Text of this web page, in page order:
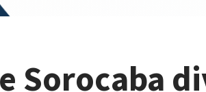
Sorocaba